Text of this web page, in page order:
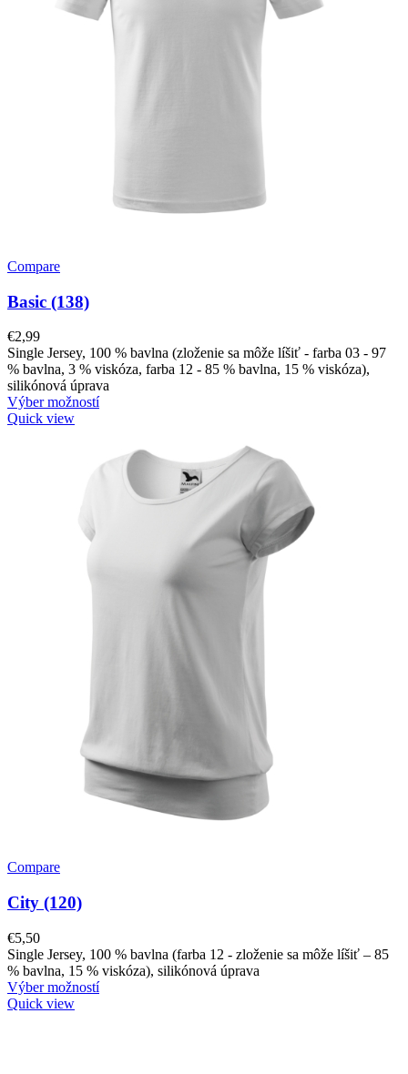
Compare
Basic (138)
€2,99
Single Jersey, 100 % bavlna (zloženie sa môže líšiť - farba 03 - 97
% bavlna, 3 % viskóza, farba 12 - 85 % bavlna, 15 % viskóza),
silikónová úprava
Výber možností
Quick view
Compare
City (120)
€5,50
Single Jersey, 100 % bavlna (farba 12 - zloženie sa môže líšiť – 85
% bavlna, 15 % viskóza), silikónová úprava
Výber možností
Quick view